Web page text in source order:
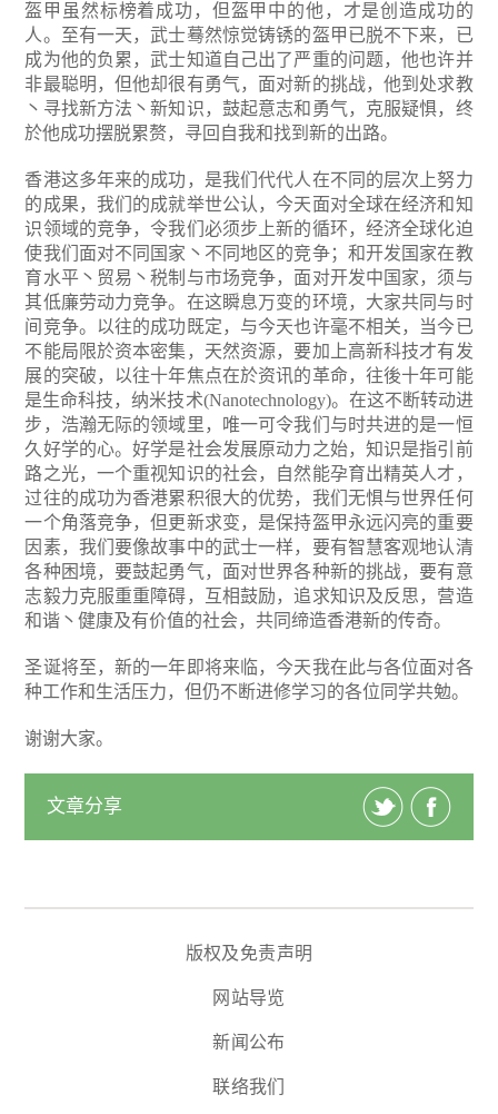
盔甲虽然标榜着成功，但盔甲中的他，才是创造成功的
人。至有一天，武士蓦然惊觉铸锈的盔甲已脱不下来，已
成为他的负累，武士知道自己出了严重的问题，他也许并
非最聪明，但他却很有勇气，面对新的挑战，他到处求教
丶寻找新方法丶新知识，鼓起意志和勇气，克服疑惧，终
於他成功摆脱累赘，寻回自我和找到新的出路。
香港这多年来的成功，是我们代代人在不同的层次上努力
的成果，我们的成就举世公认，今天面对全球在经济和知
识领域的竞争，令我们必须步上新的循环，经济全球化迫
使我们面对不同国家丶不同地区的竞争；和开发国家在教
育水平丶贸易丶税制与市场竞争，面对开发中国家，须与
其低廉劳动力竞争。在这瞬息万变的环境，大家共同与时
间竞争。以往的成功既定，与今天也许毫不相关，当今已
不能局限於资本密集，天然资源，要加上高新科技才有发
展的突破，以往十年焦点在於资讯的革命，往後十年可能
是生命科技，纳米技术(Nanotechnology)。在这不断转动进
步，浩瀚无际的领域里，唯一可令我们与时共进的是一恒
久好学的心。好学是社会发展原动力之始，知识是指引前
路之光，一个重视知识的社会，自然能孕育出精英人才，
过往的成功为香港累积很大的优势，我们无惧与世界任何
一个角落竞争，但更新求变，是保持盔甲永远闪亮的重要
因素，我们要像故事中的武士一样，要有智慧客观地认清
各种困境，要鼓起勇气，面对世界各种新的挑战，要有意
志毅力克服重重障碍，互相鼓励，追求知识及反思，营造
和谐丶健康及有价值的社会，共同缔造香港新的传奇。
圣诞将至，新的一年即将来临，今天我在此与各位面对各
种工作和生活压力，但仍不断进修学习的各位同学共勉。
谢谢大家。
文章分享
版权及免责声明
网站导览
新闻公布
联络我们